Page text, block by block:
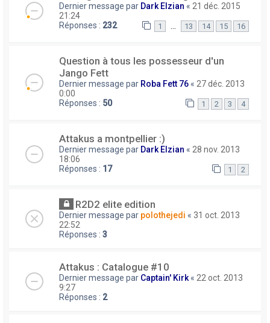
Dernier message par Dark Elzian « 21 déc. 2015
21:24
Réponses : 232 1 13 14 15 16
Question à tous les possesseur d'un
Jango Fett
Dernier message par Roba Fett 76 « 27 déc. 2013
0:00
Réponses : 50 1 2 3 4
Attakus a montpellier :)
Dernier message par Dark Elzian « 28 nov. 2013
18:06
Réponses : 17 1 2
R2D2 elite edition
Dernier message par polothejedi « 31 oct. 2013
22:52
Réponses : 3
Attakus : Catalogue #10
Dernier message par Captain' Kirk« 22 oct. 2013
9:27
Réponses : 2